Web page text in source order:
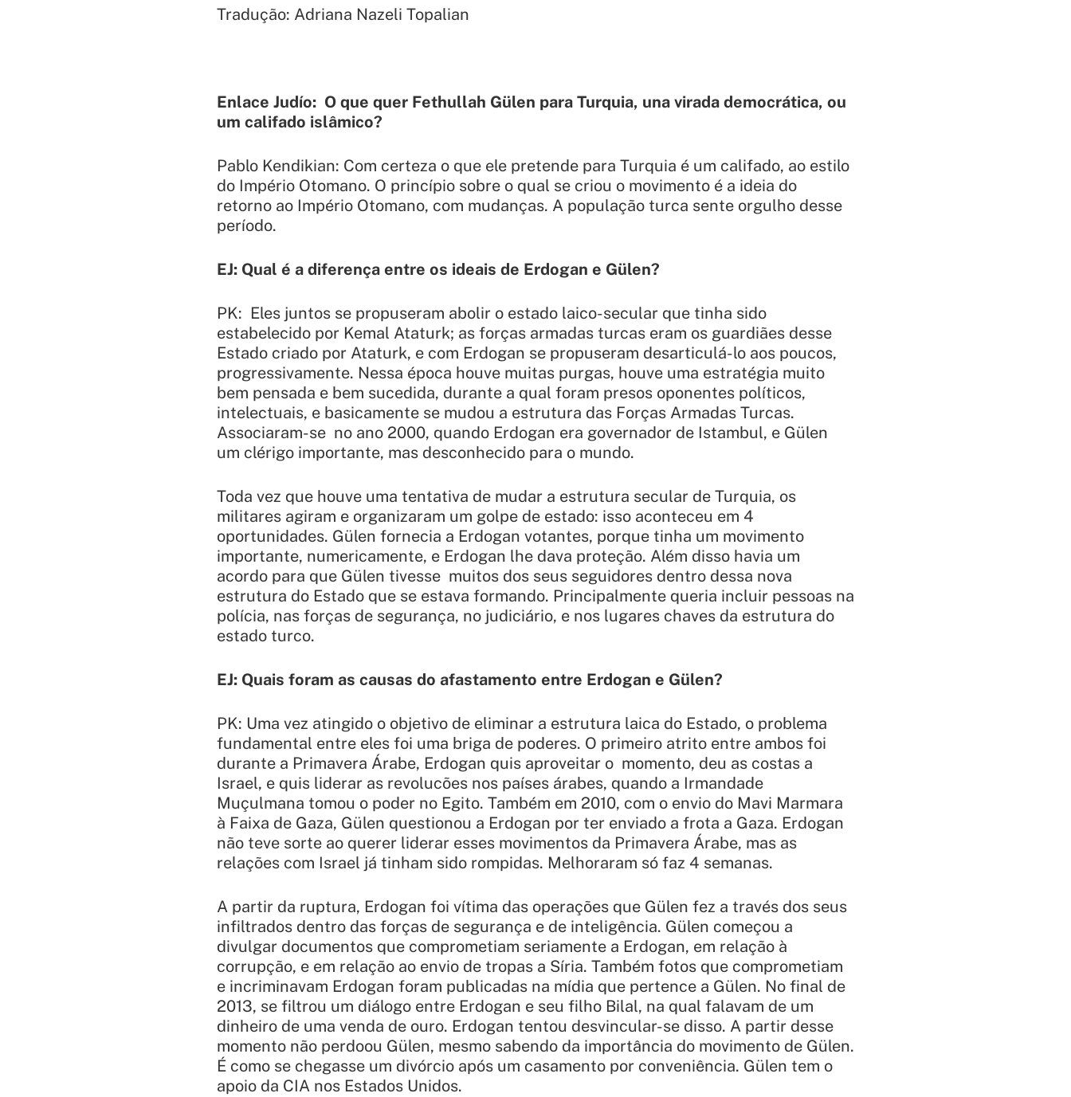
Tradução: Adriana Nazeli Topalian
Enlace Judío: O que quer Fethullah Gülen para Turquia, una virada democrática, ou
um califado islâmico?
Pablo Kendikian: Com certeza o que ele pretende para Turquia é um califado, ao estilo
do Império Otomano. O princípio sobre o qual se criou o movimento é a ideia do
retorno ao Império Otomano, com mudanças. A população turca sente orgulho desse
período.
EJ: Qual é a diferença entre os ideais de Erdogan e Gülen?
PK: Eles juntos se propuseram abolir o estado laico-secular que tinha sido
estabelecido por Kemal Ataturk; as forças armadas turcas eram os guardiães desse
Estado criado por Ataturk, e com Erdogan se propuseram desarticulá-lo aos poucos,
progressivamente. Nessa época houve muitas purgas, houve uma estratégia muito
bem pensada e bem sucedida, durante a qual foram presos oponentes políticos,
intelectuais, e basicamente se mudou a estrutura das Forças Armadas Turcas.
Associaram-se no ano 2000, quando Erdogan era governador de Istambul, e Gülen
um clérigo importante, mas desconhecido para o mundo.
Toda vez que houve uma tentativa de mudar a estrutura secular de Turquia, os
militares agiram e organizaram um golpe de estado: isso aconteceu em 4
oportunidades. Gülen fornecia a Erdogan votantes, porque tinha um movimento
importante, numericamente, e Erdogan lhe dava proteção. Além disso havia um
acordo para que Gülen tivesse muitos dos seus seguidores dentro dessa nova
estrutura do Estado que se estava formando. Principalmente queria incluir pessoas na
polícia, nas forças de segurança, no judiciário, e nos lugares chaves da estrutura do
estado turco.
EJ: Quais foram as causas do afastamento entre Erdogan e Gülen?
PK: Uma vez atingido o objetivo de eliminar a estrutura laica do Estado, o problema
fundamental entre eles foi uma briga de poderes. O primeiro atrito entre ambos foi
durante a Primavera Árabe, Erdogan quis aproveitar o momento, deu as costas a
Israel, e quis liderar as revolucões nos países árabes, quando a Irmandade
Muçulmana tomou o poder no Egito. Também em 2010, com o envio do Mavi Marmara
à Faixa de Gaza, Gülen questionou a Erdogan por ter enviado a frota a Gaza. Erdogan
não teve sorte ao querer liderar esses movimentos da Primavera Árabe, mas as
relações com Israel já tinham sido rompidas. Melhoraram só faz 4 semanas.
A partir da ruptura, Erdogan foi vítima das operações que Gülen fez a través dos seus
infiltrados dentro das forças de segurança e de inteligência. Gülen começou a
divulgar documentos que comprometiam seriamente a Erdogan, em relação à
corrupção, e em relação ao envio de tropas a Síria. Também fotos que comprometiam
e incriminavam Erdogan foram publicadas na mídia que pertence a Gülen. No final de
2013, se filtrou um diálogo entre Erdogan e seu filho Bilal, na qual falavam de um
dinheiro de uma venda de ouro. Erdogan tentou desvincular-se disso. A partir desse
momento não perdoou Gülen, mesmo sabendo da importância do movimento de Gülen.
É como se chegasse um divórcio após um casamento por conveniência. Gülen tem o
apoio da CIA nos Estados Unidos.